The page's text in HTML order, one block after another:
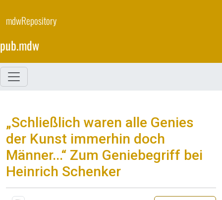
content
mdwRepository
pub.mdw
„Schließlich waren alle Genies
der Kunst immerhin doch
Männer...“ Zum Geniebegriff bei
Heinrich Schenker